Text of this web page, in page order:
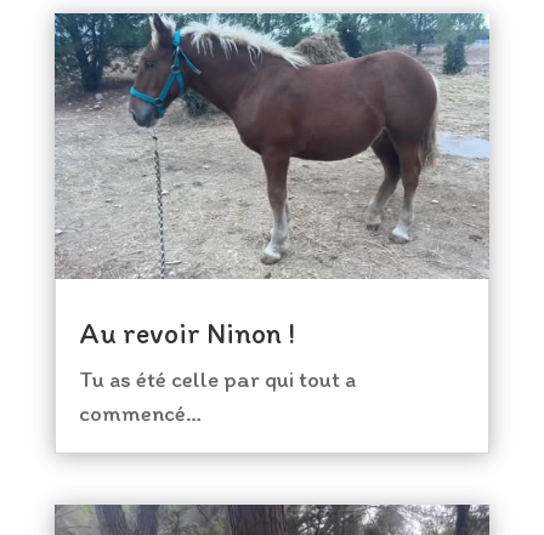
Au revoir Ninon !
Tu as été celle par qui tout a
commencé…